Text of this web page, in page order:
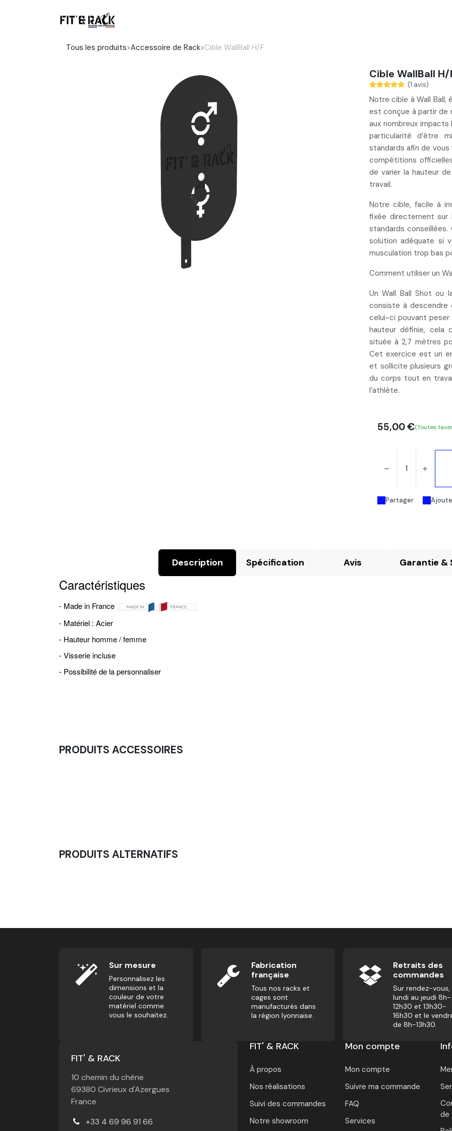
Tous les produits Accessoire de Rack Cible WallBall H/F
Cible WallBall H/
(1 avis)
Notre cible à Wall Ball,
est conçue à partir de
aux nombreux
particularité d’être
standards afin de
compétitions
de varier la hauteur
travail.
Notre cible, facile à
fixée directement sur
standards
solution adéquate si
musculation trop bas
Comment utiliser un
UnWall Ball Shotou
consiste à descendre
celui-ci pouvant peser
hauteur définie, cela
située à 2,7 mètres
Cet exercice est un
et sollicite plusieurs
du corps tout en
l’athlète.
Partager
55,00€(Toutes
Description Spécification Avis Garantie &
Caractéristiques
- Made in France
- Matériel : Acier
- Hauteur homme / femme
- Visserie incluse
- Possibilité de la personnaliser
PRODUITS ACCESSOIRES
PRODUITS ALTERNATIFS
Sur mesure
Personnalisez les
dimensions et la
couleur de votre
matériel comme
vous le souhaitez.
Fabrication
française
Tous nos racks et
cages sont
manufacturés dans
la région lyonnaise.
Retraits des
commandes
Sur rendez-vous,
lundi au jeudi 8h-
12h30 et 13h30-
16h30 et le
de 8h-13h30.
FIT' & RACK
10 chemin du chêne
69380 Civrieux d'Azergues
France
+33 4 69 96 91 66
FIT' & RACK
À propos
Nos réalisations
Suivi des commandes
Notre showroom
Mon compte
Mon compte
Suivre ma commande
FAQ
Services
de